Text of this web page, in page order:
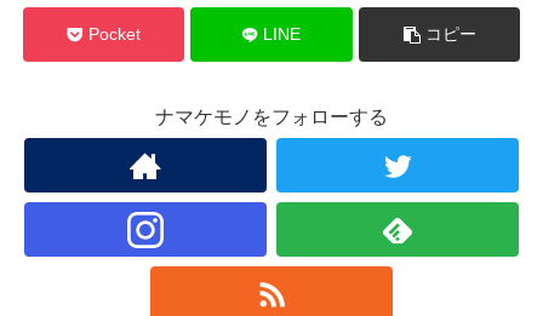
Pocket LINE コピー
ナマケモノをフォローする